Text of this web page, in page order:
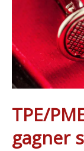
TPE/
gagner
gagner
LinkedIn